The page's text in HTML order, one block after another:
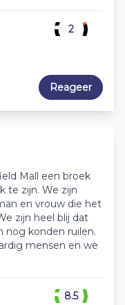
2
Reageer
Mall een broek
te zijn. We zijn
en vrouw die het
zijn heel blij dat
nog konden ruilen.
mensen en we
8.5